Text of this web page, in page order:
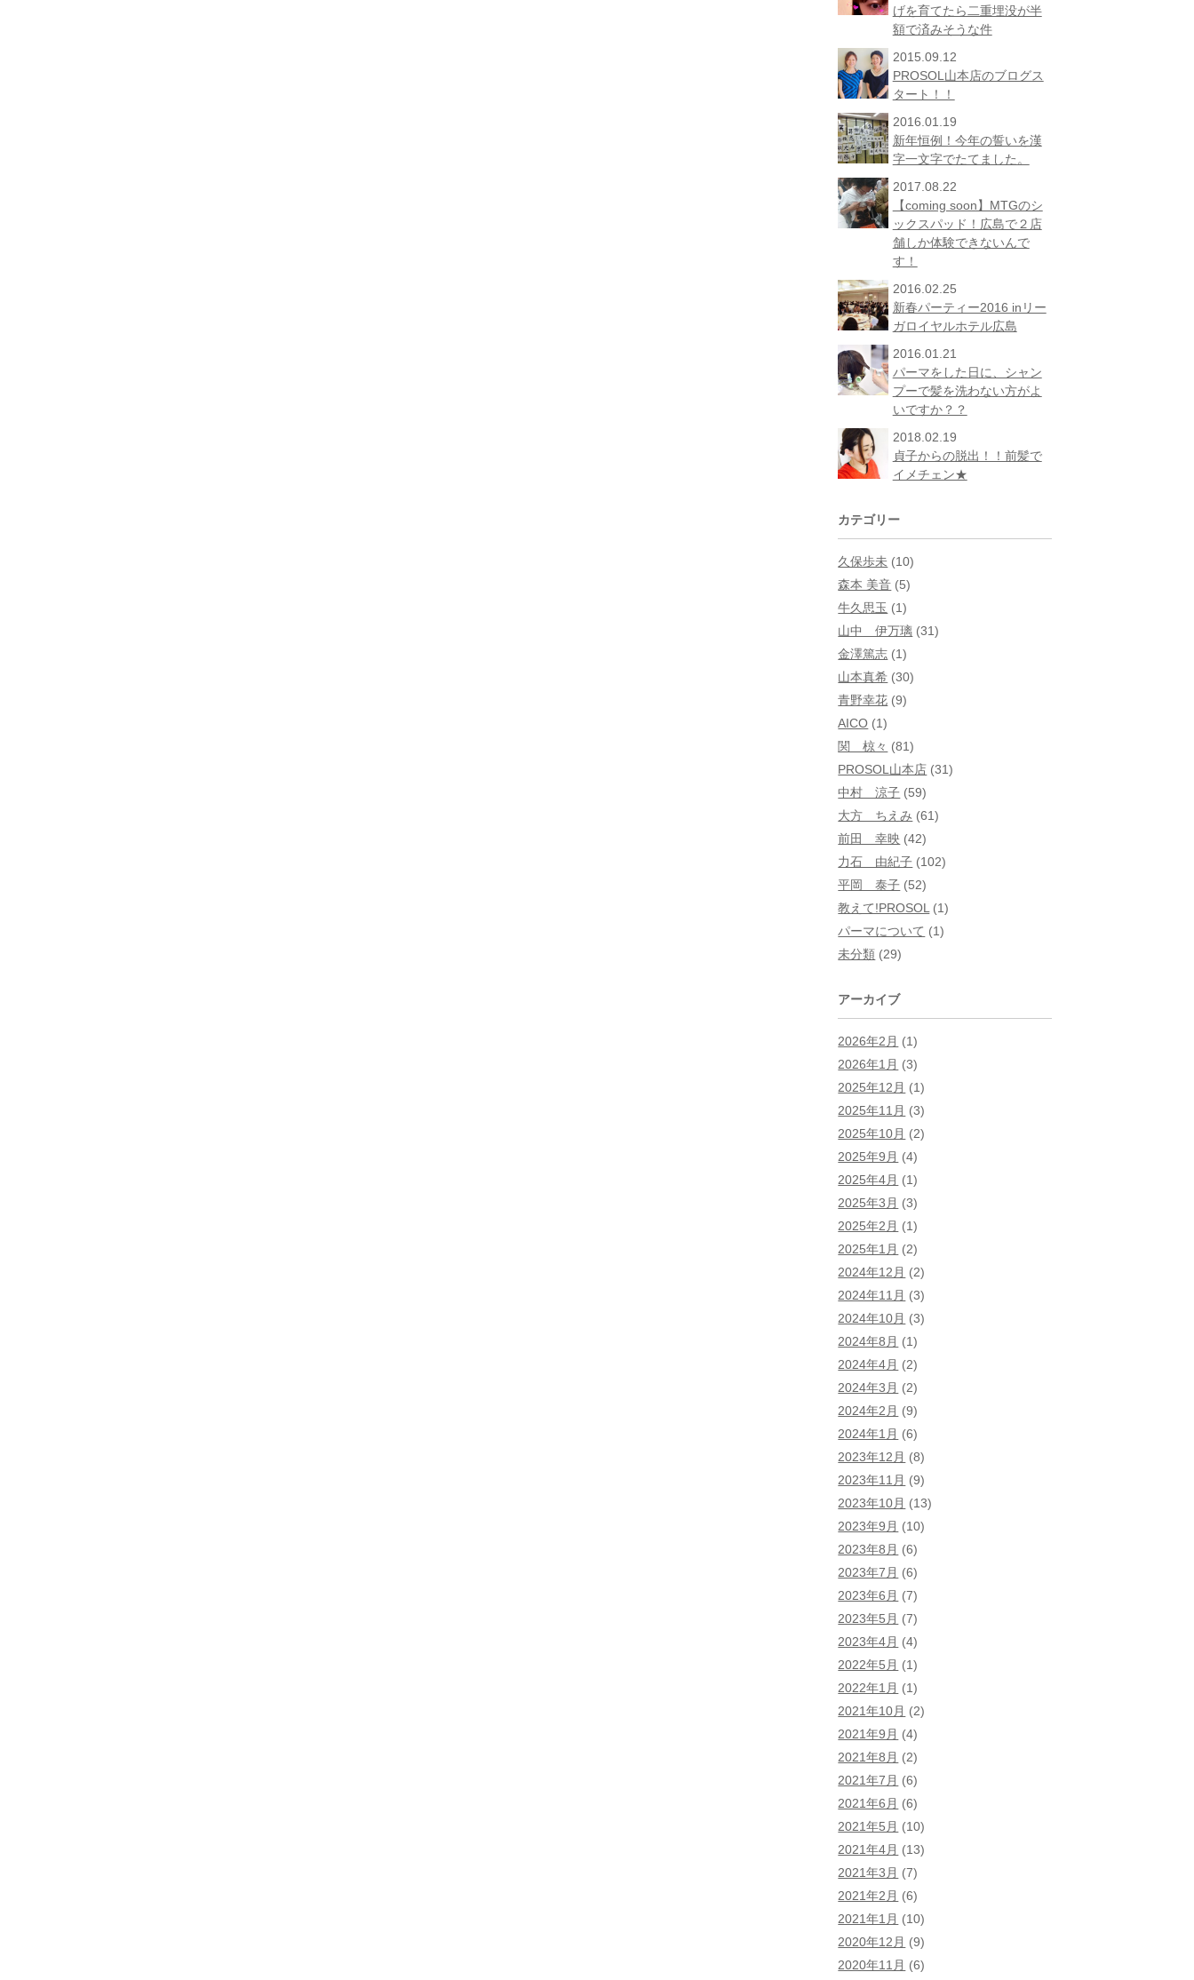
げを育てたら二重埋没が半
額で済みそうな件
2015.09.12
PROSOL山本店のブログス
タート！！
2016.01.19
新年恒例！今年の誓いを漢
字一文字でたてました。
2017.08.22
【coming soon】MTGのシ
ックスパッド！広島で２店
舗しか体験できないんで
す！
2016.02.25
新春パーティー2016 inリー
ガロイヤルホテル広島
2016.01.21
パーマをした日に、シャン
プーで髪を洗わない方がよ
いですか？？
2018.02.19
貞子からの脱出！！前髪で
イメチェン★
カテゴリー
久保歩未 (10)
森本 美音 (5)
牛久思玉 (1)
山中 伊万璃 (31)
金澤篤志 (1)
山本真希 (30)
青野幸花 (9)
AICO (1)
関 椋々 (81)
PROSOL山本店 (31)
中村 涼子 (59)
大方 ちえみ (61)
前田 幸映 (42)
力石 由紀子 (102)
平岡 泰子 (52)
教えて!PROSOL (1)
パーマについて (1)
未分類 (29)
アーカイブ
2026年2月 (1)
2026年1月 (3)
2025年12月 (1)
2025年11月 (3)
2025年10月 (2)
2025年9月 (4)
2025年4月 (1)
2025年3月 (3)
2025年2月 (1)
2025年1月 (2)
2024年12月 (2)
2024年11月 (3)
2024年10月 (3)
2024年8月 (1)
2024年4月 (2)
2024年3月 (2)
2024年2月 (9)
2024年1月 (6)
2023年12月 (8)
2023年11月 (9)
2023年10月 (13)
2023年9月 (10)
2023年8月 (6)
2023年7月 (6)
2023年6月 (7)
2023年5月 (7)
2023年4月 (4)
2022年5月 (1)
2022年1月 (1)
2021年10月 (2)
2021年9月 (4)
2021年8月 (2)
2021年7月 (6)
2021年6月 (6)
2021年5月 (10)
2021年4月 (13)
2021年3月 (7)
2021年2月 (6)
2021年1月 (10)
2020年12月 (9)
2020年11月 (6)